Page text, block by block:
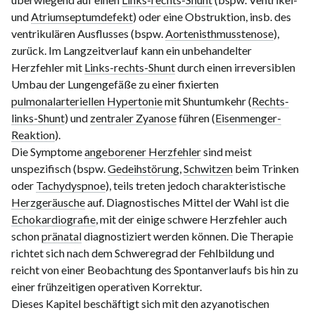
undAtriumseptumdefekt) oder eine Obstruktion, insb. des
ventrikulären Ausflusses (bspw.Aortenisthmusstenose),
zurück. Im Langzeitverlauf kann ein unbehandelter
Herzfehler mit Links-rechts-Shuntdurch einen irreversiblen
Umbau der Lungengefäße zu einer fixierten
pulmonalarteriellen Hypertoniemit Shuntumkehr (Rechts-
links-Shunt) und zentraler Zyanoseführen (Eisenmenger-
Reaktion).
Die Symptomeangeborener Herzfehlersind meist
unspezifisch (bspw.Gedeihstörung,Schwitzen beim Trinken
oder Tachydyspnoe), teils treten jedoch charakteristische
Herzgeräuscheauf. Diagnostisches Mittel der Wahl ist die
Echokardiografie, mit der einige schwere Herzfehler auch
schonpränataldiagnostiziert werden können. Die Therapie
richtet sich nach dem Schweregrad der Fehlbildung und
reicht von einer Beobachtung des Spontanverlaufs bis hin zu
einer frühzeitigen operativen Korrektur.
Dieses Kapitel beschäftigt sich mit den azyanotischen